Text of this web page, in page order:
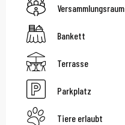
Versammlungsraum
Bankett
Terrasse
Parkplatz
Tiere erlaubt